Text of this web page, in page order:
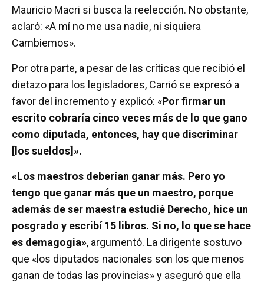
Mauricio Macri si busca la reelección. No obstante,
aclaró: «A mí no me usa nadie, ni siquiera
Cambiemos».
Por otra parte, a pesar de las críticas que recibió el
dietazo para los legisladores, Carrió se expresó a
favor del incremento y explicó: «Por firmar un
escrito cobraría cinco veces más de lo que gano
como diputada, entonces, hay que discriminar
[los sueldos]».
«Los maestros deberían ganar más. Pero yo
tengo que ganar más que un maestro, porque
además de ser maestra estudié Derecho, hice un
posgrado y escribí 15 libros. Si no, lo que se hace
es demagogia», argumentó. La dirigente sostuvo
que «los diputados nacionales son los que menos
ganan de todas las provincias» y aseguró que ella